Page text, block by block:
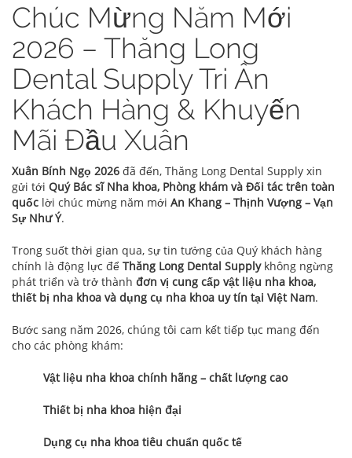
Chúc Mừng Năm Mới
2026 – Thăng Long
Dental Supply Tri Ân
Khách Hàng & Khuyến
Mãi Đầu Xuân
Xuân Bính Ngọ 2026 đã đến, Thăng Long Dental Supply xin
gửi tới Quý Bác sĩ Nha khoa, Phòng khám và Đối tác trên toàn
quốc lời chúc mừng năm mới An Khang – Thịnh Vượng – Vạn
Sự Như Ý.
Trong suốt thời gian qua, sự tin tưởng của Quý khách hàng
chính là động lực để Thăng Long Dental Supplykhông ngừng
phát triển và trở thành đơn vị cung cấp vật liệu nha khoa,
thiết bị nha khoa và dụng cụ nha khoa uy tín tại Việt Nam.
Bước sang năm 2026, chúng tôi cam kết tiếp tục mang đến
cho các phòng khám:
Vật liệu nha khoa chính hãng – chất lượng cao
Thiết bị nha khoa hiện đại
Dụng cụ nha khoa tiêu chuẩn quốc tế